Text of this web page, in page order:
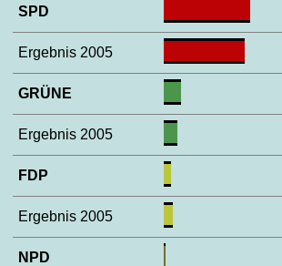
SPD
Ergebnis 2005
GRÜNE
Ergebnis 2005
FDP
Ergebnis 2005
NPD